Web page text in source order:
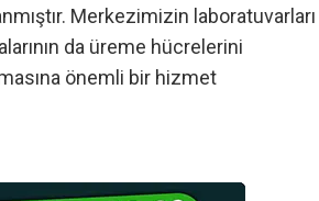
Merkezimizin laboratuvarları
da üreme hücrelerini
önemli bir hizmet